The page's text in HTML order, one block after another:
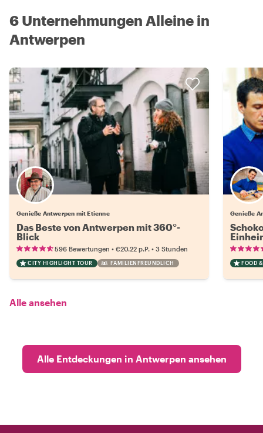
6 Unternehmungen Alleine in
Antwerpen
Genieße Antwerpen mit Etienne
Das Beste von Antwerpen mit 360°-
Blick
596 Bewertungen • €20.22 p.P. • 3 Stunden
CITY HIGHLIGHT TOUR FAMILIENFREUNDLICH
Genieße
FOOD
Alle ansehen
Alle Entdeckungen in Antwerpen ansehen